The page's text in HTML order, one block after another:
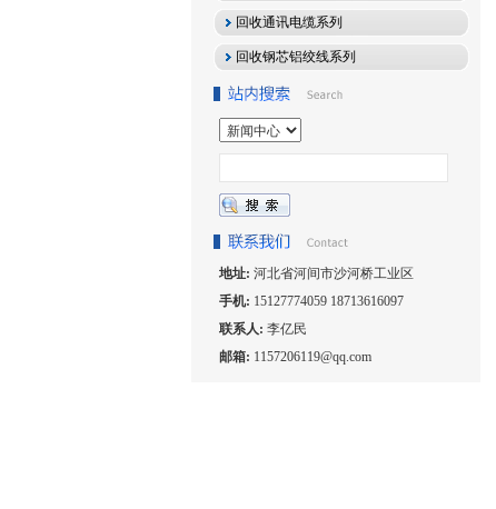
回收通讯电缆系列
回收钢芯铝绞线系列
地址: 河北省河间市沙河桥工业区
手机: 15127774059 18713616097
联系人: 李亿民
邮箱: 1157206119@qq.com